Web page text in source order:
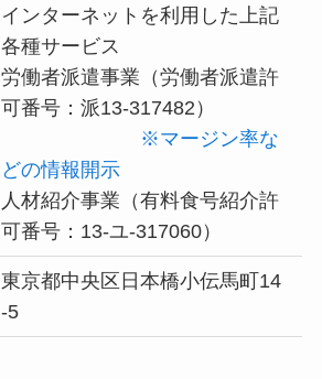
インターネットを利用した上記
各種サービス
労働者派遣事業（労働者派遣許
可番号：派13-317482）
※マージン率な
どの情報開示
人材紹介事業（有料食号紹介許
可番号：13-ユ-317060）
東京都中央区日本橋小伝馬町14
-5